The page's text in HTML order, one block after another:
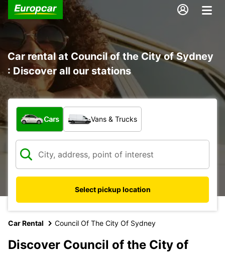
Car rental at Council of the City of Sydney
: Discover all our stations
What type of vehicle?
Cars Vans & Trucks
Select pickup location
Car Rental Council Of The City Of Sydney
Discover Council of the City of